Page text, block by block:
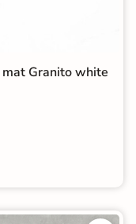
Granito white